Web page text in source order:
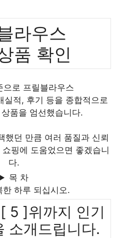
라우스
품 확인
로 프릴블라우스
실적, 후기 등을 종합적으로
품을 엄선했습니다.
했던 만큼 여러 품질과 신뢰
핑에 도움었으면 좋겠습니
다.
목 차
한 하루 되십시오.
5 ]위까지 인기
소개드립니다.